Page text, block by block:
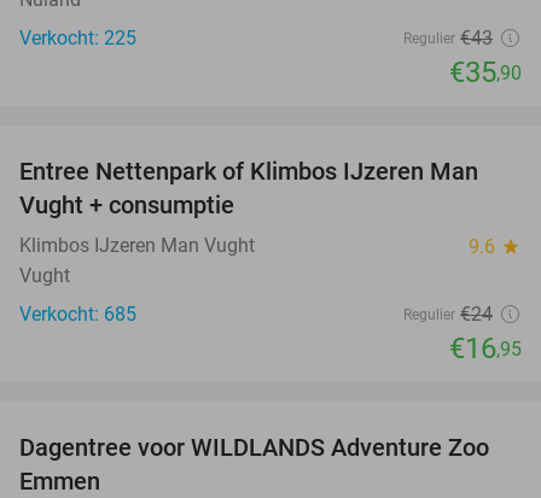
Verkocht: 225
Regulier €43
€35,90
29%
Entree Nettenpark of Klimbos IJzeren Man
Vught + consumptie
Klimbos IJzeren Man Vught 9.6 star
Vught
Verkocht: 685
Regulier €24
€16,95
24%
Dagentree voor WILDLANDS Adventure Zoo
Emmen